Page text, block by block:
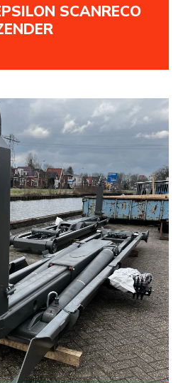
SCANRECO